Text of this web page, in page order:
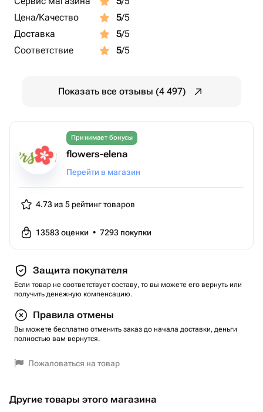
Цена/Качество
5/5
Доставка
5/5
Соответствие
5/5
Показать все отзывы (4 497)
Принимает бонусы
flowers-elena
Перейти в магазин
4.73 из 5 рейтинг товаров
13583оценки • 7293 покупки
Защита покупателя
Если товар не соответствует составу, то вы можете его вернуть или
получить денежную компенсацию.
Правила отмены
Вы можете бесплатно отменить заказ до начала доставки, деньги
полностью вам вернутся.
Пожаловаться на товар
Другие товары этого магазина